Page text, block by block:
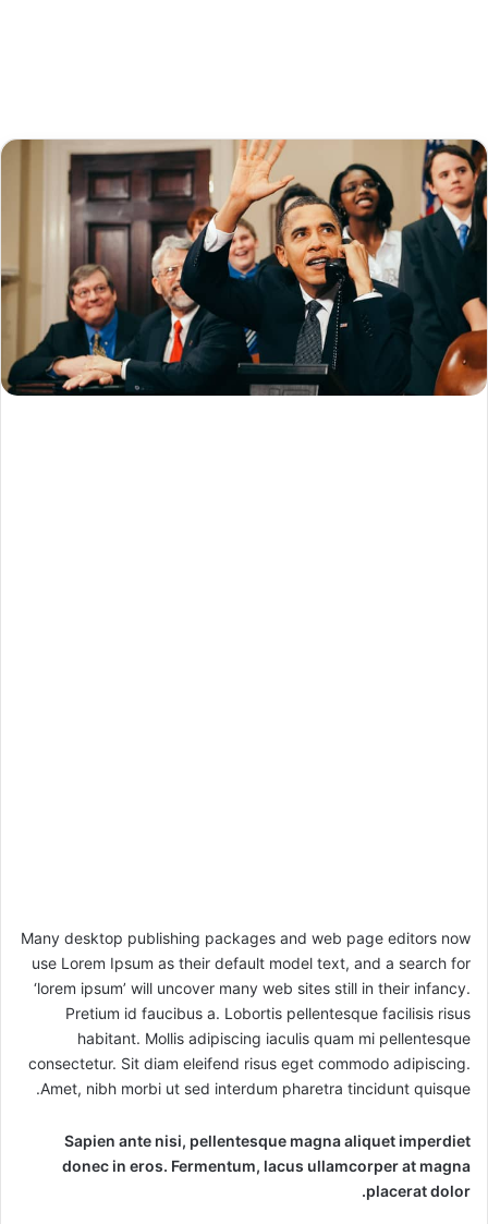
Many desktop publishing packages and web page editors now
use Lorem Ipsum as their default model text, and a search for
‘lorem ipsum’ will uncover many web sites still in their infancy.
Pretium id faucibus a. Lobortis pellentesque facilisis risus
habitant. Mollis adipiscing iaculis quam mi pellentesque
consectetur. Sit diam eleifend risus eget commodo adipiscing.
Amet, nibh morbi ut sed interdum pharetra tincidunt quisque.
Sapien ante nisi, pellentesque magna aliquet imperdiet
donec in eros. Fermentum, lacus ullamcorper at magna
placerat dolor.